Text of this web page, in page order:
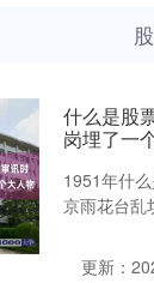
什么是股
岗埋了一
1951年什
京雨花台乱
更新：